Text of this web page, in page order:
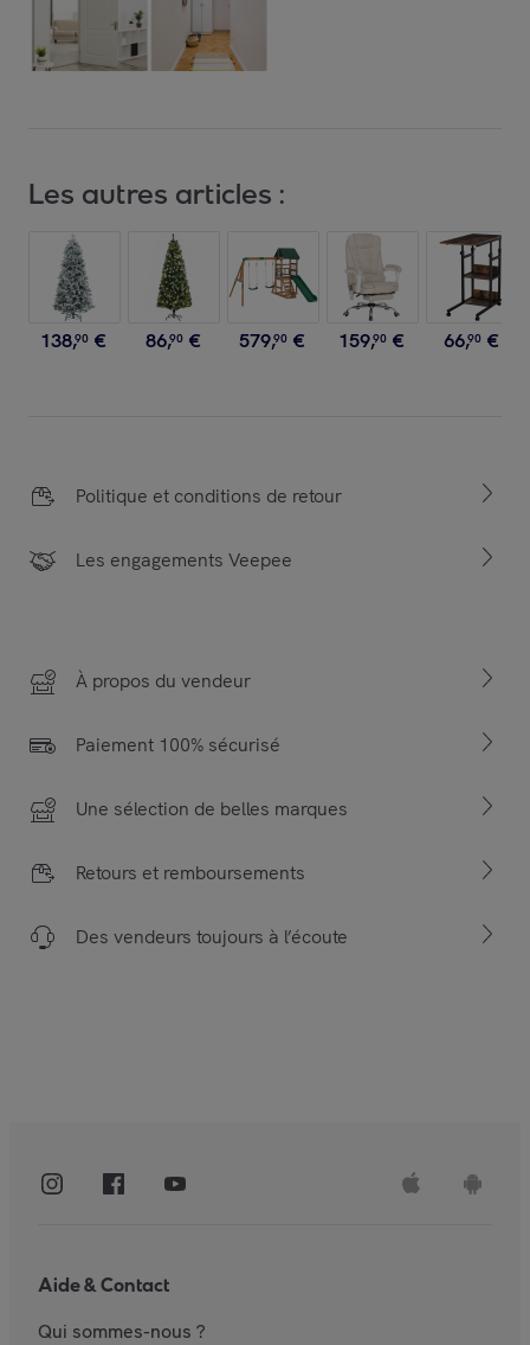
Les autres articles :
138,90 € 86,90 € 579,90 € 159,90 € 66,90 €
Politique et conditions de retour
Les engagements Veepee
À propos du vendeur
Paiement 100% sécurisé
Une sélection de belles marques
Retours et remboursements
Des vendeurs toujours à l’écoute
Aide & Contact
Qui sommes-nous ?